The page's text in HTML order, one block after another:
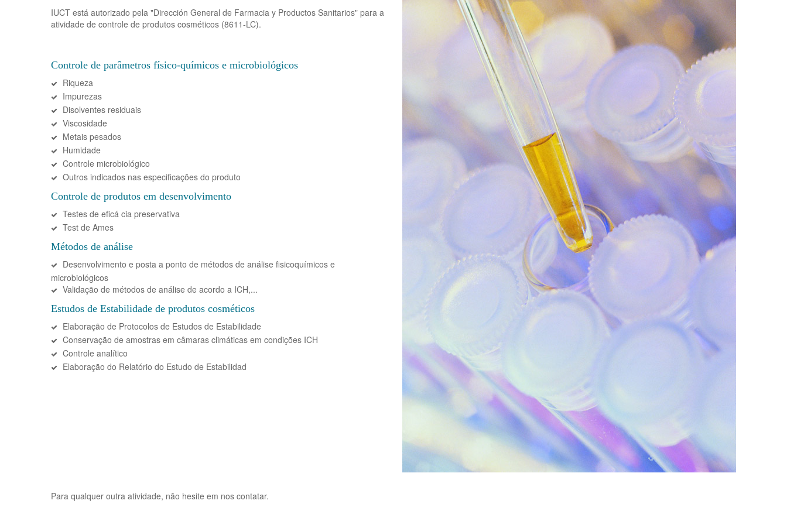
IUCT está autorizado pela "Dirección General de Farmacia y Productos Sanitarios" para a
atividade de controle de produtos cosméticos (8611-LC).
Controle de parâmetros físico-químicos e microbiológicos
Riqueza
Impurezas
Disolventes residuais
Viscosidade
Metais pesados
Humidade
Controle microbiológico
Outros indicados nas especificações do produto
Controle de produtos em desenvolvimento
Testes de eficá cia preservativa
Test de Ames
Métodos de análise
Desenvolvimento e posta a ponto de métodos de análise fisicoquímicos e
microbiológicos
Validação de métodos de análise de acordo a ICH,...
Estudos de Estabilidade de produtos cosméticos
Elaboração de Protocolos de Estudos de Estabilidade
Conservação de amostras em câmaras climáticas em condições ICH
Controle analítico
Elaboração do Relatório do Estudo de Estabilidad
Para qualquer outra atividade, não hesite em nos contatar.